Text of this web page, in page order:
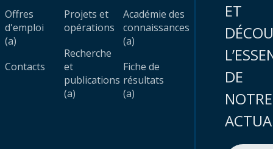
Offres
d'emploi
(a)
Contacts
Projets et
opérations
Recherche
et
publications
(a)
Académie des
connaissances
(a)
Fiche de
résultats
(a)
ET
DE
NOTRE